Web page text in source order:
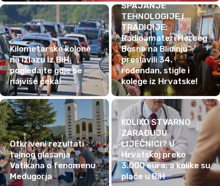
Kilometarske kolone
na izlazu iz BiH,
pogledajte gdje se
najviše čeka!
SPAJANJE
TEHNOLOGIJE I
TRADICIJE:
Radioamateri Herceg
Bosne na Blidinju
proslavili 34.
rođendan, stigle i
kolege iz Hrvatske!
Otkriveni rezultati
tajnog glasanja
Vatikana o fenomenu
Međugorja
KOLIKO STVARNO
ZARAĐUJU
LIJEČNICI? U
Hrvatskoj preko
3.000 eura, a kolike su
plaće u BiH